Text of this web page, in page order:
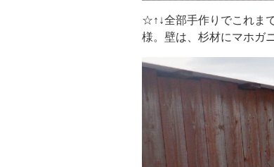
☆↑↓全部手作りでこれま
様。壁は、杉材にマホガ